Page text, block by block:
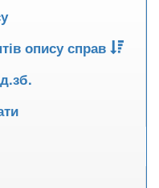
опису справ